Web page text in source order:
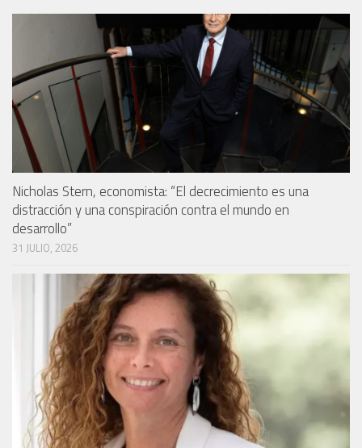
Nicholas Stern, economista: “El decrecimiento es una
distracción y una conspiración contra el mundo en
desarrollo”
31 JULIO, 2026